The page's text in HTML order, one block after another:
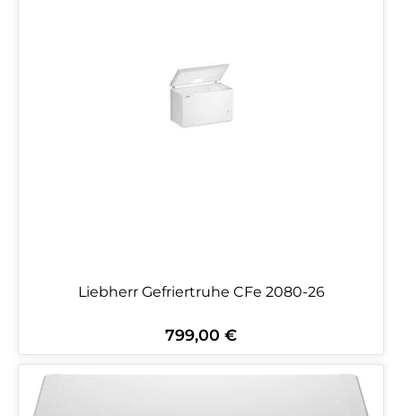
Liebherr Gefriertruhe CFe 2080-26
Regulärer Preis:
799,00 €